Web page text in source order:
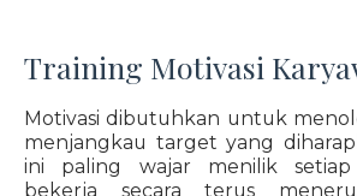
Training Motivasi
Motivasi dibutuhkan untuk
menjangkau target yang
ini paling wajar menilik
bekerja secara terus